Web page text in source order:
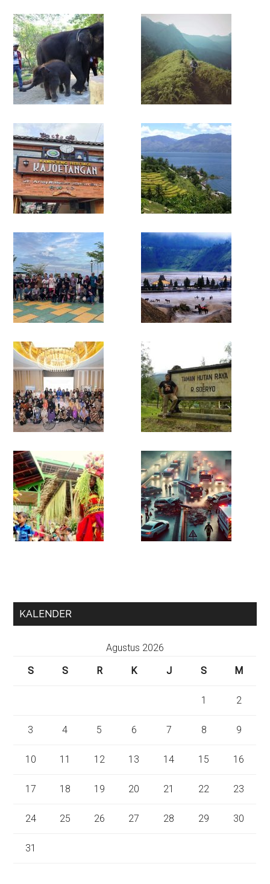
KALENDER
Agustus 2026
S
S R K J S M
1 2
3 4 5 6 7 8 9
10 11 12 13 14 15 16
17 18 19 20 21 22 23
24 25 26 27 28 29 30
31